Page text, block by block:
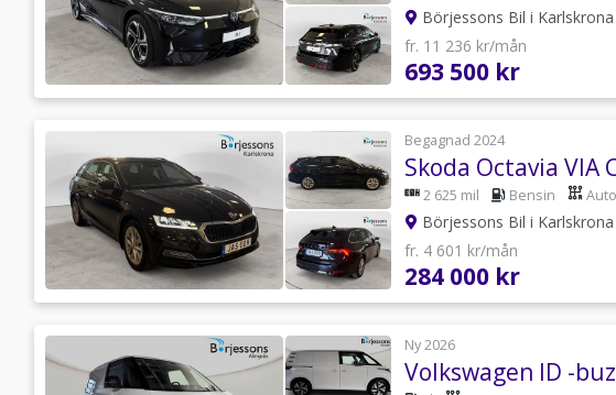
Börjessons Bil i Karlskrona
fr. 11 236 kr/mån
693 500 kr
Begagnad 2024
2 625 mil Bensin
Börjessons Bil i Karlskrona
fr. 4 601 kr/mån
284 000 kr
Ny 2026